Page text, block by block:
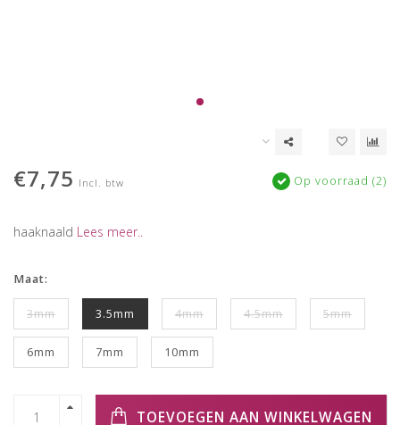
€7,75 Incl. btw Op voorraad (2)
haaknaald Lees meer..
Maat:
3mm 3.5mm 4mm 4.5mm 5mm
6mm 7mm 10mm
TOEVOEGEN AAN WINKELWAGEN